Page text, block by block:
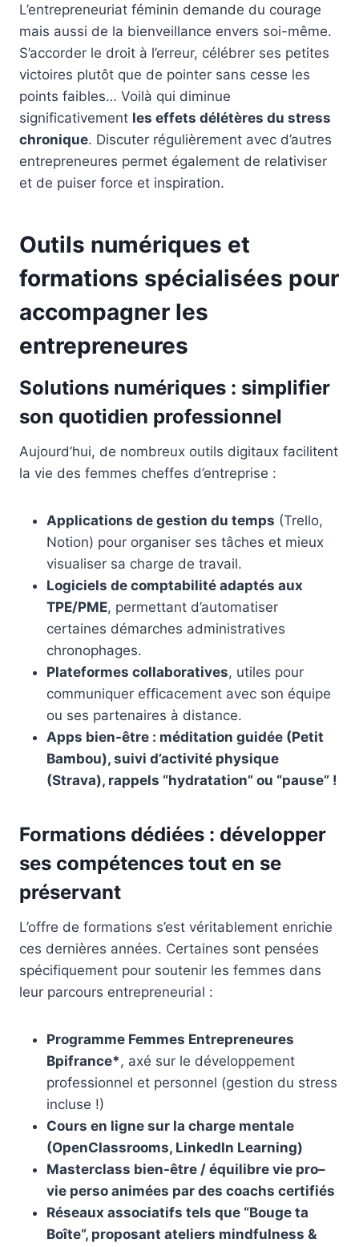
L’entrepreneuriat féminin demande du courage
mais aussi de la bienveillance envers soi-même.
S’accorder le droit à l’erreur, célébrer ses petites
victoires plutôt que de pointer sans cesse les
points faibles… Voilà qui diminue
significativement les effets délétères du stress
chronique. Discuter régulièrement avec d’autres
entrepreneures permet également de relativiser
et de puiser force et inspiration.
Outils numériques et
formations spécialisées pour
accompagner les
entrepreneures
Solutions numériques : simplifier
son quotidien professionnel
Aujourd’hui, de nombreux outils digitaux facilitent
la vie des femmes cheffes d’entreprise :
Applications de gestion du temps (Trello,
Notion) pour organiser ses tâches et mieux
visualiser sa charge de travail.
Logiciels de comptabilité adaptés aux
TPE/PME, permettant d’automatiser
certaines démarches administratives
chronophages.
Plateformes collaboratives, utiles pour
communiquer efficacement avec son équipe
ou ses partenaires à distance.
Apps bien-être : méditation guidée (Petit
Bambou), suivi d’activité physique
(Strava), rappels “hydratation” ou “pause” !
Formations dédiées : développer
ses compétences tout en se
préservant
L’offre de formations s’est véritablement enrichie
ces dernières années. Certaines sont pensées
spécifiquement pour soutenir les femmes dans
leur parcours entrepreneurial :
Programme Femmes Entrepreneures
Bpifrance* , axé sur le développement
professionnel et personnel (gestion du stress
incluse !)
Cours en ligne sur la charge mentale
(OpenClassrooms, LinkedIn Learning)
Masterclass bien-être / équilibre vie pro–
vie perso animées par des coachs certifiés
Réseaux associatifs tels que “Bouge ta
Boîte”, proposant ateliers mindfulness &